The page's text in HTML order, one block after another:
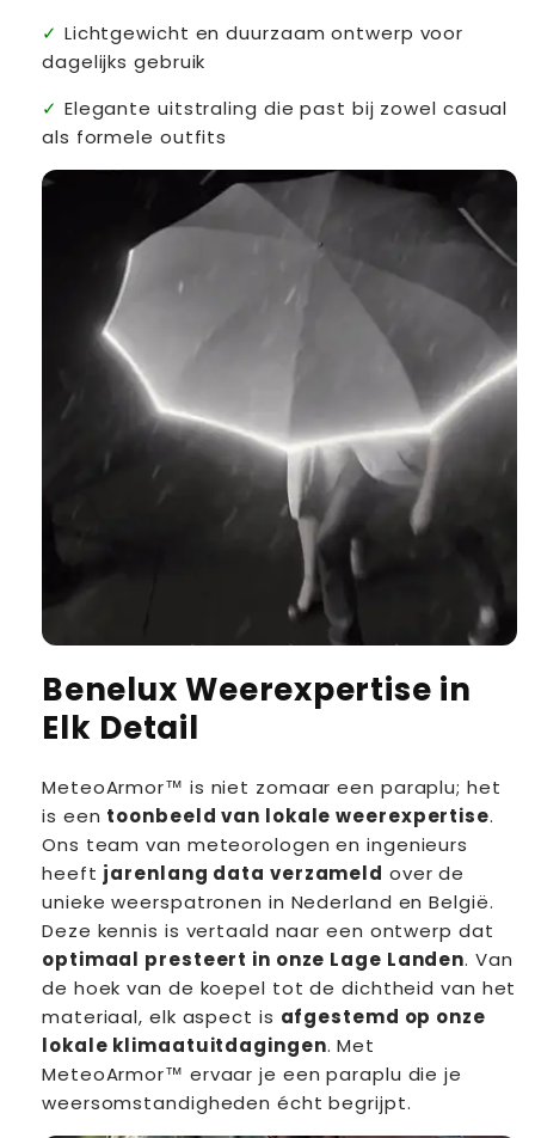
Lichtgewicht en duurzaam ontwerp voor
dagelijks gebruik
Elegante uitstraling die past bij zowel casual
als formele outfits
Benelux Weerexpertise in
Elk Detail
MeteoArmor™ is niet zomaar een paraplu; het
is een toonbeeld van lokale weerexpertise.
Ons team van meteorologen en ingenieurs
heeft jarenlang data verzameld over de
unieke weerspatronen in Nederland en België.
Deze kennis is vertaald naar een ontwerp dat
optimaal presteert in onze Lage Landen. Van
de hoek van de koepel tot de dichtheid van het
materiaal, elk aspect is afgestemd op onze
lokale klimaatuitdagingen. Met
MeteoArmor™ ervaar je een paraplu die je
weersomstandigheden écht begrijpt.